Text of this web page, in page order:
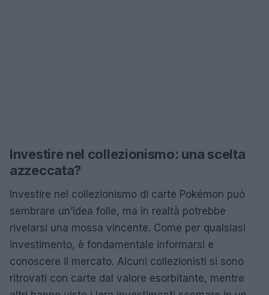
Investire nel collezionismo: una scelta
azzeccata?
Investire nel collezionismo di carte Pokémon può
sembrare un’idea folle, ma in realtà potrebbe
rivelarsi una mossa vincente. Come per qualsiasi
investimento, è fondamentale informarsi e
conoscere il mercato. Alcuni collezionisti si sono
ritrovati con carte dal valore esorbitante, mentre